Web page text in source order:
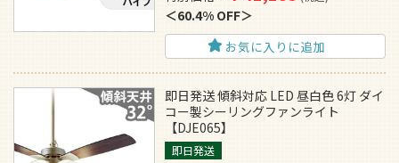
60.4% OFF
お気に入りに追加
即日発送 傾斜対応 LED 昼白色 6灯 ダイ
コー製シーリングファンライト
【DJE065】
即日発送